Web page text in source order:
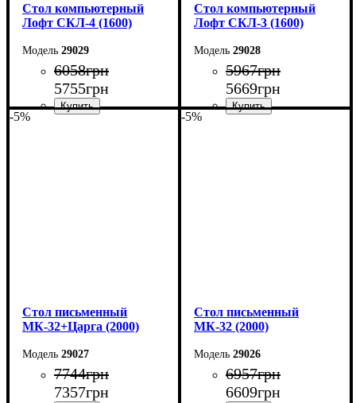
Стол компьютерный
Лофт СКЛ-4 (1600)
29029
6058грн
5755грн
Стол компьютерный
Лофт СКЛ-3 (1600)
29028
5967грн
5669грн
-5%
Cтол письменный
МК-32+Царга (2000)
29027
7744грн
7357грн
-5%
Cтол письменный
МК-32 (2000)
29026
6957грн
6609грн